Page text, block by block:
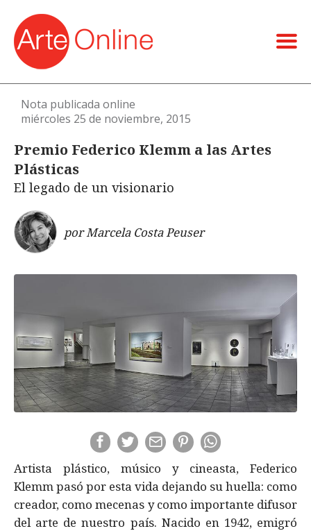
Nota publicada online
miércoles 25 de noviembre, 2015
Premio Federico Klemm a las Artes
Plásticas
El legado de un visionario
por Marcela Costa Peuser
Artista plástico, músico y cineasta, Federico
Klemm pasó por esta vida dejando su huella: como
creador, como mecenas y como importante difusor
del arte de nuestro país. Nacido en 1942, emigró